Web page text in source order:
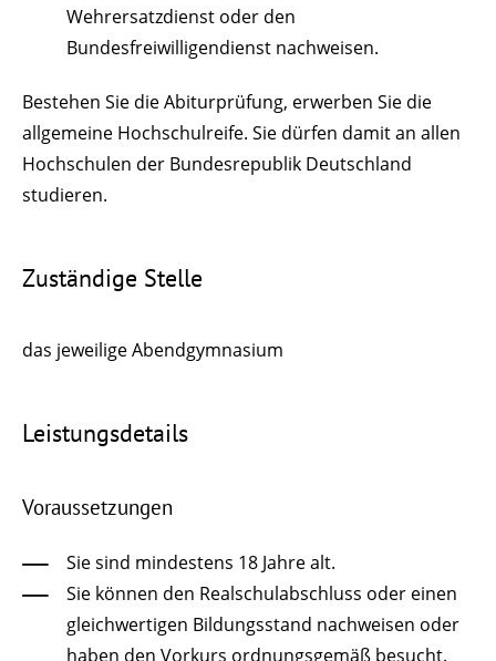
Wehrersatzdienst oder den
Bundesfreiwilligendienst nachweisen.
Bestehen Sie die Abiturprüfung, erwerben Sie die
allgemeine Hochschulreife. Sie dürfen damit an allen
Hochschulen der Bundesrepublik Deutschland
studieren.
Zuständige Stelle
das jeweilige Abendgymnasium
Leistungsdetails
Voraussetzungen
Sie sind mindestens 18 Jahre alt.
Sie können den Realschulabschluss oder einen
gleichwertigen Bildungsstand nachweisen oder
haben den Vorkurs ordnungsgemäß besucht.